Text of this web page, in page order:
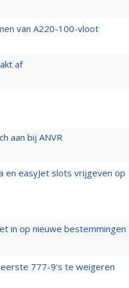
van A220-100-vloot
af
aan bij ANVR
easyJet slots vrijgeven op
in op nieuwe bestemmingen
777-9’s te weigeren